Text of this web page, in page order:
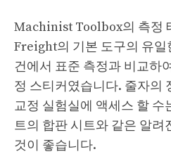
Machinist Toolbox의 측정
Freight의 기본 도구의 유일
건에서 표준 측정과 비교하
정 스티커였습니다. 줄자의
교정 실험실에 액세스 할 수
트의 합판 시트와 같은 알려
것이 좋습니다.